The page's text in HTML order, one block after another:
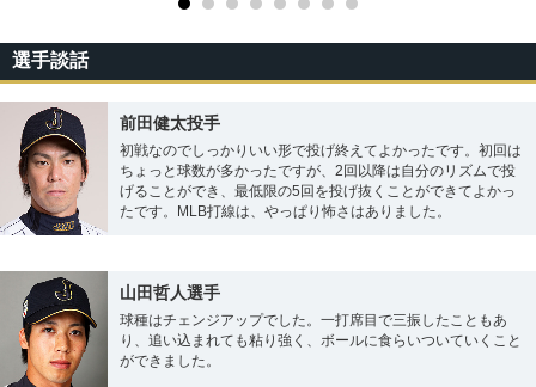
選手談話
前田健太投手
初戦なのでしっかりいい形で投げ終えてよかったです。初回は
ちょっと球数が多かったですが、2回以降は自分のリズムで投
げることができ、最低限の5回を投げ抜くことができてよかっ
たです。MLB打線は、やっぱり怖さはありました。
山田哲人選手
球種はチェンジアップでした。一打席目で三振したこともあ
り、追い込まれても粘り強く、ボールに食らいついていくこと
ができました。